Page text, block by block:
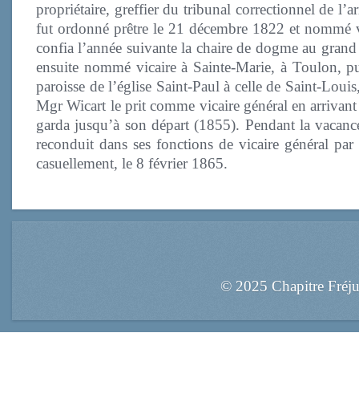
propriétaire, greffier du tribunal correctionnel de
fut ordonné prêtre le 21 décembre 1822 et
confia l’année suivante la chaire de dogme au
ensuite nommé vicaire à Sainte-Marie, à Toulon,
paroisse de l’église Saint-Paul à celle de Saint-
Mgr Wicart le prit comme vicaire général en
garda jusqu’à son départ (1855). Pendant la
reconduit dans ses fonctions de vicaire général
casuellement, le 8 février 1865.
© 2025 Chapitre